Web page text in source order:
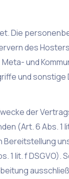
Die
des
und
und
der
(Art. 6 Abs. 1
1 lit. f DSGVO).